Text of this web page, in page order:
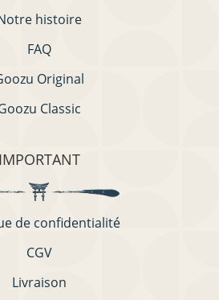
histoire
FAQ
Original
Classic
IMPORTANT
de confidentialité
CGV
Livraison